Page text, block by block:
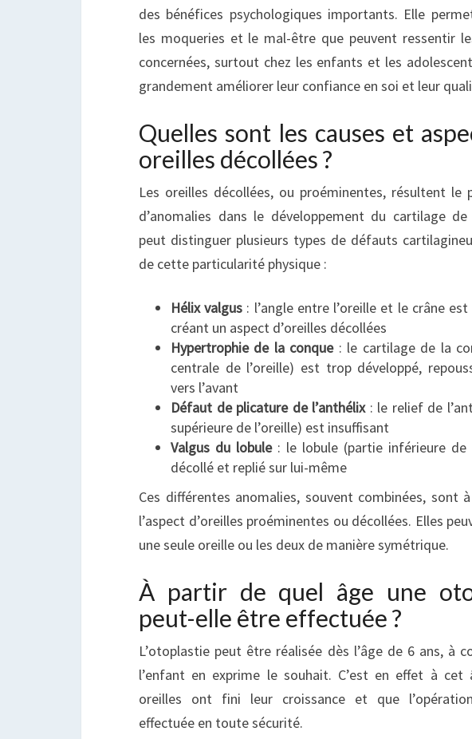
des bénéfices psychologiques importants. Elle
les moqueries et le mal-être que peuvent ressentir
concernées, surtout chez les enfants et les
grandement améliorer leur confiance en soi et leur
Quelles sont les causes et
oreilles décollées ?
Les oreilles décollées, ou proéminentes, résultent le
d’anomalies dans le développement du cartilage de
peut distinguer plusieurs types de défauts
de cette particularité physique :
Hélix valgus : l’angle entre l’oreille et le crâne
créant un aspect d’oreilles décollées
Hypertrophie de la conque: le cartilage de la
centrale de l’oreille) est trop développé,
vers l’avant
Défaut de plicature de l’anthélix: le relief de
supérieure de l’oreille) est insuffisant
Valgus du lobule: le lobule (partie inférieure de
décollé et replié sur lui-même
Ces différentes anomalies, souvent combinées, sont
l’aspect d’oreilles proéminentes ou décollées. Elles
une seule oreille ou les deux de manière symétrique.
À partir de quel âge une
peut-elle être effectuée ?
L’otoplastie peut être réalisée dès l’âge de 6 ans, à
l’enfant en exprime le souhait. C’est en effet à cet
oreilles ont fini leur croissance et que
effectuée en toute sécurité.